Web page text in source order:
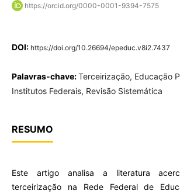
https://orcid.org/0000-0001-9394-7575
DOI: https://doi.org/10.26694/epeduc.v8i2.7437
Palavras-chave:Terceirização, Educação
Institutos Federais, Revisão Sistemática
RESUMO
Este artigo analisa a literatura
terceirização na Rede Federal de